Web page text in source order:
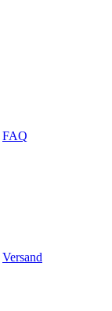
FAQ
Versand